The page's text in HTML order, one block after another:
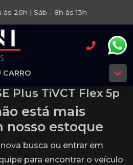
20h | Sáb - 8h às 13h
CARRO
Plus TiVCT Flex 5p
está mais
nosso estoque
busca ou entrar em
para encontrar o veículo